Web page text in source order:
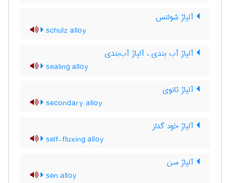
آلیاژ شولتس
schulz alloy
آلیاژ آب بندی ، آلیاژ آب‌بندی
sealing alloy
آلیاژ ثانوی
secondary alloy
آلیاژ خود گداز
self-fluxing alloy
آلیاژ سن
sen alloy